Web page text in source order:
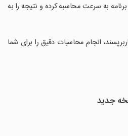
به سرعت محاسبه کرده و نتیجه را به
انجام محاسبات دقیق را برای شما
جدید